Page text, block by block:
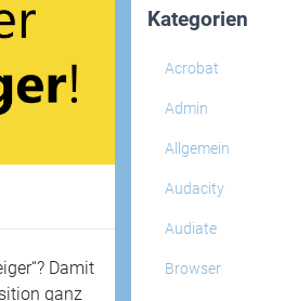
Damit
ganz
Kategorien
Acrobat
Admin
Allgemein
Audacity
Audiate
Browser